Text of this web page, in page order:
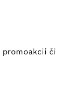
promoakcií či